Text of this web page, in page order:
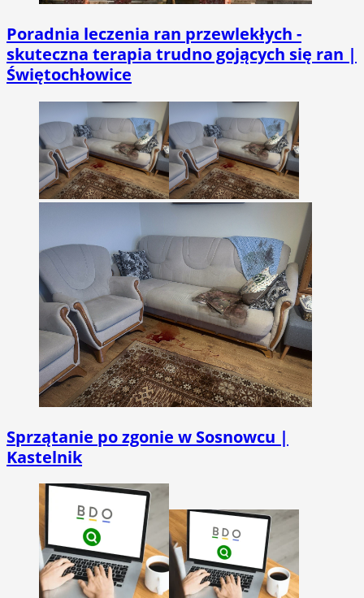
Poradnia leczenia ran przewlekłych -
skuteczna terapia trudno gojących się ran |
Świętochłowice
Sprzątanie po zgonie w Sosnowcu |
Kastelnik